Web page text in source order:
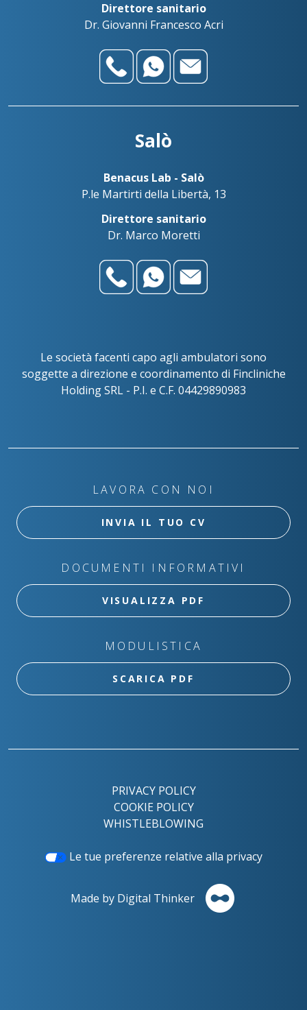
Direttore sanitario
Dr. Giovanni Francesco Acri
Salò
Benacus Lab - Salò
P.le Martirti della Libertà, 13
Direttore sanitario
Dr. Marco Moretti
Le società facenti capo agli ambulatori sono
soggette a direzione e coordinamento di Fincliniche
Holding SRL - P.I. e C.F. 04429890983
LAVORA CON NOI
INVIA IL TUO CV
DOCUMENTI INFORMATIVI
VISUALIZZA PDF
MODULISTICA
SCARICA PDF
PRIVACY POLICY
COOKIE POLICY
WHISTLEBLOWING
Le tue preferenze relative alla privacy
Made by Digital Thinker